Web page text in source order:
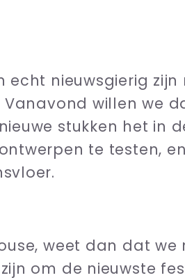
nieuwsgierig
willen we
stukken het in
te testen,
weet dan dat
om de nieuwste